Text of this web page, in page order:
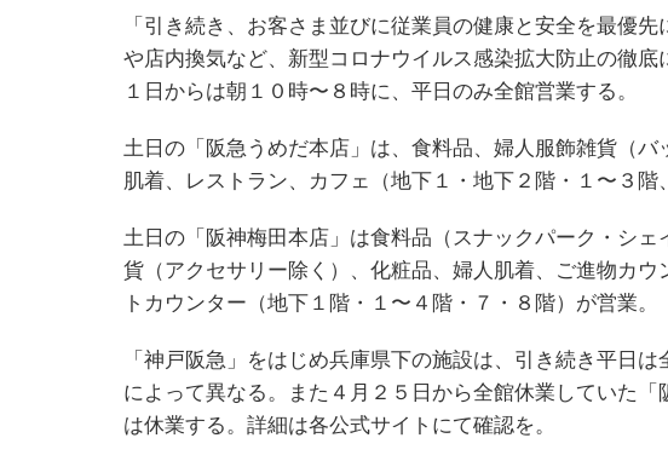
「引き続き、お客さま並びに従業員の健康と安全を最優
や店内換気など、新型コロナウイルス感染拡大防止の徹
１日からは朝１０時〜８時に、平日のみ全館営業する。
土日の「阪急うめだ本店」は、食料品、婦人服飾雑貨（
肌着、レストラン、カフェ（地下１・地下２階・１〜３階
土日の「阪神梅田本店」は食料品（スナックパーク・シ
貨（アクセサリー除く）、化粧品、婦人肌着、ご進物カ
トカウンター（地下１階・１〜４階・７・８階）が営業。
「神戸阪急」をはじめ兵庫県下の施設は、引き続き平日
によって異なる。また４月２５日から全館休業していた
は休業する。詳細は各公式サイトにて確認を。